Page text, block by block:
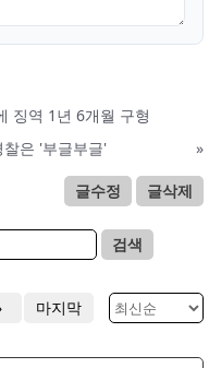
징역 1년 6개월 구형
은 '부글부글'
»
글수정 글삭제
검색
마지막